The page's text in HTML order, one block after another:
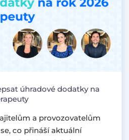
úhradové dodatky na
a provozovatelům
co přináší aktuální